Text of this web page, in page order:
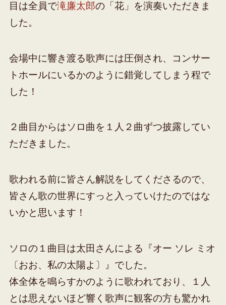
目は全員で滝廉太郎の「花」を演奏いただきま
した。
会場中に響き渡る歌声には圧倒され、コンサー
トホールにいるかのように錯覚してしまう程で
した！
２曲目からはソロ曲を１人２曲ずつ披露してい
ただきました。
歌われる前に皆さん解説をしてくださるので、
皆さん歌の世界にすっと入っていけたのではな
いかと思います！
ソロの１曲目は太田さんによる『オー ソレ ミオ
〔おお、私の太陽よ〕』でした。
体全体を鳴らすかのように歌われており、１人
とは思えないほど響く歌声に観客の方も驚かれ